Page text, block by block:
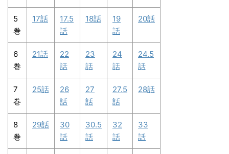
5
巻
17話
17.5
話
18話
19
話
20話
6
巻
21話
22
話
23
話
24
話
24.5
話
7
巻
25話
26
話
27
話
27.5
話
28話
8
巻
29話
30
話
30.5
話
32
話
33
話